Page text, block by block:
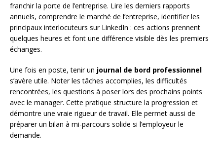
franchir la porte de l’entreprise. Lire les derniers rapports
annuels, comprendre le marché de l’entreprise, identifier les
principaux interlocuteurs sur LinkedIn : ces actions prennent
quelques heures et font une différence visible dès les premiers
échanges.
Une fois en poste, tenir un journal de bord professionnel
s’avère utile. Noter les tâches accomplies, les difficultés
rencontrées, les questions à poser lors des prochains points
avec le manager. Cette pratique structure la progression et
démontre une vraie rigueur de travail. Elle permet aussi de
préparer un bilan à mi-parcours solide si l’employeur le
demande.